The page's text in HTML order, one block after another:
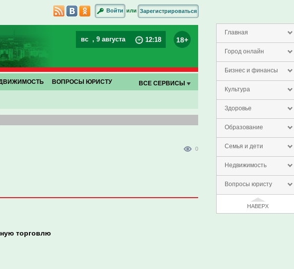
Главная
Город онлайн
Бизнес и финансы
Культура
Здоровье
Образование
Семья и дети
Недвижимость
Вопросы юристу
НАВЕРХ
Войти или Зарегистрироваться
вс , 9 августа 12:18 18+
ВОПРОСЫ ЮРИСТУ ВСЕ СЕРВИСЫ
0
торговлю